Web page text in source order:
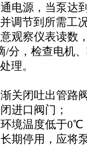
电源，当泵达
调节到所需工况
观察仪表读数
/分，检查电机
理。
关闭吐出管路
进口阀门；
境温度低于0℃
期停用，应将